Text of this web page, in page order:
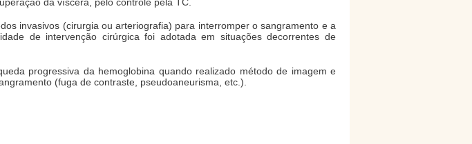
invasivos (cirurgia ou arteriografia) para interromper o sangramento e a
de intervenção cirúrgica foi adotada em situações decorrentes de
progressiva da hemoglobina quando realizado método de imagem e
(fuga de contraste, pseudoaneurisma, etc.).